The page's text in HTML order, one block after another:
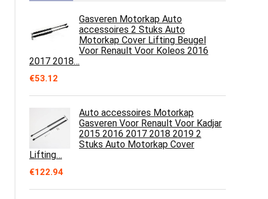
Gasveren Motorkap Auto
accessoires 2 Stuks Auto
Motorkap Cover Lifting Beugel
Voor Renault Voor Koleos 2016
2017 2018…
€53.12
Auto accessoires Motorkap
Gasveren Voor Renault Voor Kadjar
2015 2016 2017 2018 2019 2
Stuks Auto Motorkap Cover
Lifting…
€122.94